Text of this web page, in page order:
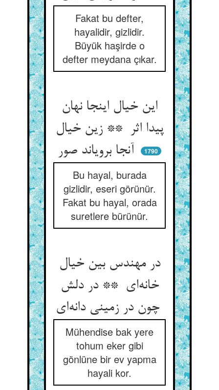
Fakat bu defter,
hayalidir, gizlidir.
Büyük haşirde o
defter meydana çıkar.
این خیال اینجا نهان
پیدا اثر ** زین خیال
1790
Bu hayal, burada
gizlidir, eseri görünür.
Fakat bu hayal, orada
suretlere bürünür.
در مهندس بین خیال
خانه‌ای ** در دلش
Mühendise bak yere
tohum eker gibi
gönlüne bir ev yapma
hayali kor.